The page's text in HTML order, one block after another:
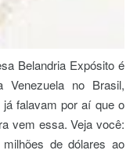
Belandria Expósito é
Venezuela no Brasil,
falavam por aí que o
vem essa. Veja você:
de dólares ao